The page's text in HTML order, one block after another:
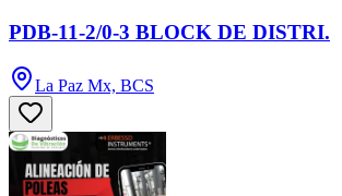
PDB-11-2/0-3 BLOCK DE DISTRI.
La Paz Mx, BCS